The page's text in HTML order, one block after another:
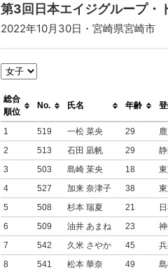
第3回日本エイジグループ・
2022年10月30日・宮崎県宮崎市
総合
順位
No. 氏名 年齢
1 519 一松 菜央 29
2
513 石田 凪帆 29
3
503 島崎 茉央 18
4
527 加来 奈津子 38
5
508 杉本 瑞夏 21
6
509 油井 あまね 23
7
542 久米 さやか 45
8
541 松本 華奈 49